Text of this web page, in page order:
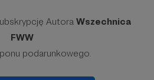
Autora Wszechnica
FWW
podarunkowego.